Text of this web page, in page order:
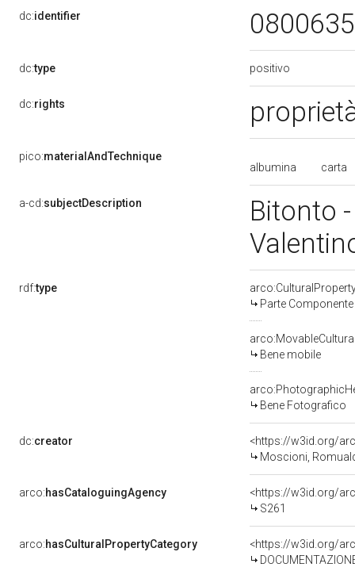
dc:identifier
dc:type positivo
dc:rights
pico:materialAndTechnique
albumina
carta
a-cd:subjectDescription
Bitonto
rdf:type
Parte
Bene mobile
Bene Fotografico
dc:creator
<https://w3id.org/
Moscioni,
arco:hasCataloguingAgency
<https://w3id.org/
S261
arco:hasCulturalPropertyCategory